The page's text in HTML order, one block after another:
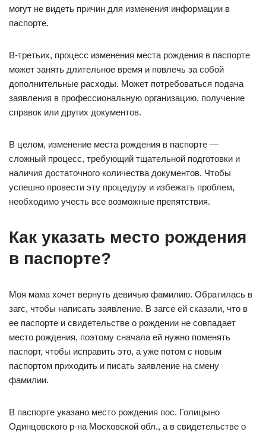
могут не видеть причин для изменения информации в
паспорте.
В-третьих, процесс изменения места рождения в паспорте
может занять длительное время и повлечь за собой
дополнительные расходы. Может потребоваться подача
заявления в профессиональную организацию, получение
справок или других документов.
В целом, изменение места рождения в паспорте —
сложный процесс, требующий тщательной подготовки и
наличия достаточного количества документов. Чтобы
успешно провести эту процедуру и избежать проблем,
необходимо учесть все возможные препятствия.
Как указать место рождения
в паспорте?
Моя мама хочет вернуть девичью фамилию. Обратилась в
загс, чтобы написать заявление. В загсе ей сказали, что в
ее паспорте и свидетельстве о рождении не совпадает
место рождения, поэтому сначала ей нужно поменять
паспорт, чтобы исправить это, а уже потом с новым
паспортом приходить и писать заявление на смену
фамилии.
В паспорте указано место рождения пос. Голицыно
Одинцовского р-на Московской обл., а в свидетельстве о